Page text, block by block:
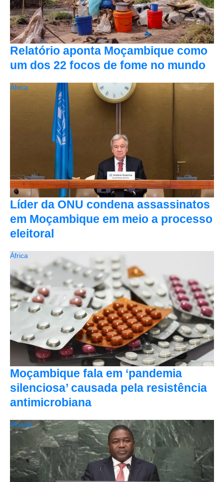
Relatório aponta Moçambique como
um dos 22 focos de fome no mundo
Líder da ONU condena assassinatos
em Moçambique em meio a processo
eleitoral
África
Moçambique fala em ‘pandemia
silenciosa’ causada pela resistência
antimicrobiana
África
Mundo